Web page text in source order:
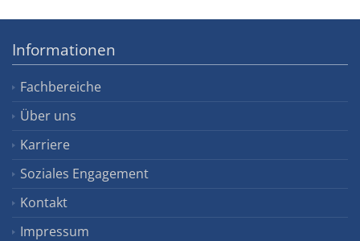
Informationen
Fachbereiche
Über uns
Karriere
Soziales Engagement
Kontakt
Impressum